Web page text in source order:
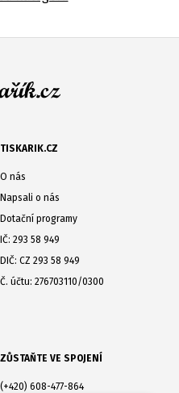
TISKARIK.CZ
O nás
Napsali o nás
Dotační programy
IČ: 293 58 949
DIČ: CZ 293 58 949
Č. účtu: 276703110/0300
ZŮSTAŇTE VE SPOJENÍ
(+420) 608-477-864